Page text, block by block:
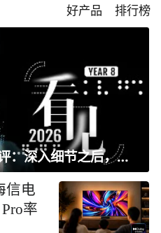
好产品 排行榜
6大品牌手机无障碍横评：深入细节之后，似乎只有苹果能挺住？｜ 看见2026
信电
率